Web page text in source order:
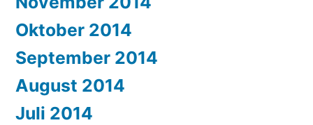
Oktober 2014
September 2014
August 2014
Juli 2014